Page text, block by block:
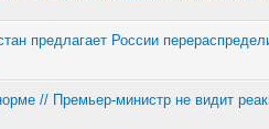
предлагает России
// Премьер-министр не видит